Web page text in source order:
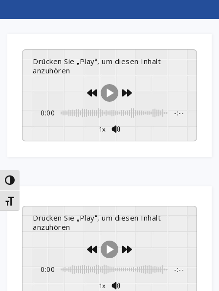
Umschalten auf hohe Kontraste
Schrift vergrößern
Drücken Sie „Play“, um diesen Inhalt
anzuhören
0:00 -:--
1x
Drücken Sie „Play“, um diesen Inhalt
anzuhören
0:00 -:--
1x